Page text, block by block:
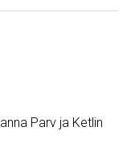
Parv ja Ketlin